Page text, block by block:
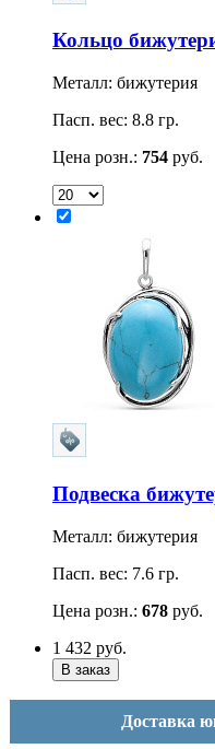
Кольцо
Металл: бижутерия
Пасп. вес: 8.8 гр.
Цена розн.: 754 руб.
Подвеска
Металл: бижутерия
Пасп. вес: 7.6 гр.
Цена розн.: 678 руб.
1 432 руб.
Доставка